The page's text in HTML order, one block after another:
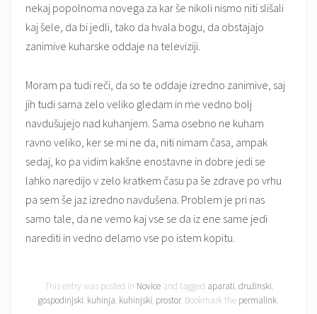
nekaj popolnoma novega za kar še nikoli nismo niti slišali
kaj šele, da bi jedli, tako da hvala bogu, da obstajajo
zanimive kuharske oddaje na televiziji.
Moram pa tudi reči, da so te oddaje izredno zanimive, saj
jih tudi sama zelo veliko gledam in me vedno bolj
navdušujejo nad kuhanjem. Sama osebno ne kuham
ravno veliko, ker se mi ne da, niti nimam časa, ampak
sedaj, ko pa vidim kakšne enostavne in dobre jedi se
lahko naredijo v zelo kratkem času pa še zdrave po vrhu
pa sem še jaz izredno navdušena. Problem je pri nas
samo tale, da ne vemo kaj vse se da iz ene same jedi
narediti in vedno delamo vse po istem kopitu.
This entry was posted in Noviceand tagged aparati,družinski,
gospodinjski, kuhinja, kuhinjski, prostor. Bookmark the permalink.